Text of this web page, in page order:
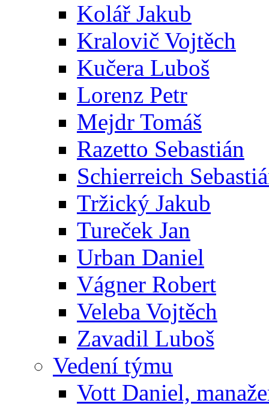
Kolář Jakub
Kralovič Vojtěch
Kučera Luboš
Lorenz Petr
Mejdr Tomáš
Razetto Sebastián
Schierreich
Tržický Jakub
Tureček Jan
Urban Daniel
Vágner Robert
Veleba Vojtěch
Zavadil Luboš
Vedení týmu
Vott Daniel,